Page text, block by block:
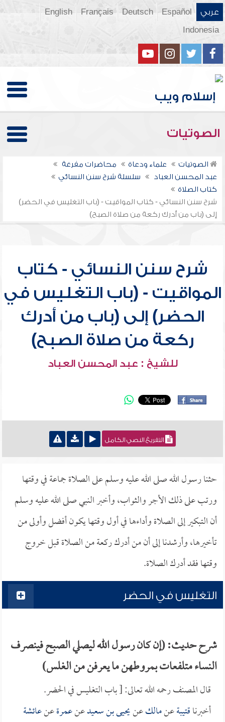
عربي Español
Deutsch
Français
English
Indonesia
الصوتيات
الصوتيات علماء ودعاة
محاضرات مفرغة
عبد المحسن العباد
سلسلة شرح سنن النسائي
كتاب الصلاة
شرح سنن النسائي - كتاب المواقيت - (باب التغليس في الحضر)
إلى (باب من أدرك ركعة من صلاة الصبح)
شرح سنن النسائي - كتاب
المواقيت - (باب التغليس في
الحضر) إلى (باب من أدرك
ركعة من صلاة الصبح)
للشيخ : عبد المحسن العباد
التفريغ النصي الكامل
حثنا رسول الله صلى الله عليه وسلم على الصلاة جماعة في وقتها
ورتب على ذلك الأجر والثواب، وأخبر النبي صلى الله عليه وسلم
أن التبكير إلى الصلاة وأداءها في أول وقتها يكون أفضل وأولى من
تأخيرها، وأرشدنا إلى أن من أدرك ركعة من الصلاة قبل خروج
وقتها فقد أدرك الصلاة.
التغليس في الحضر
شرح حديث: (إن كان رسول الله ليصلي الصبح فينصرف
النساء متلفعات بمروطهن ما يعرفن من الغلس)
قال المصنف رحمه الله تعالى: [ باب التغليس في الحضر.
أخبرناقتيبةعنمالكعنيحيى بن سعيدعنعمرةعنعائشة